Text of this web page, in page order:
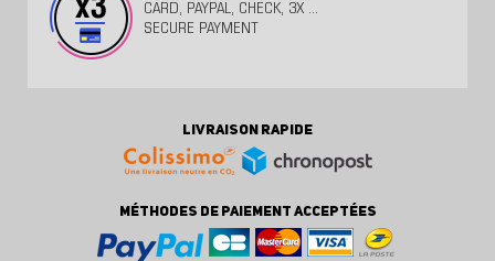
CARD, PAYPAL, CHECK, 3X ...
SECURE PAYMENT
LIVRAISON RAPIDE
MÉTHODES DE PAIEMENT ACCEPTÉES